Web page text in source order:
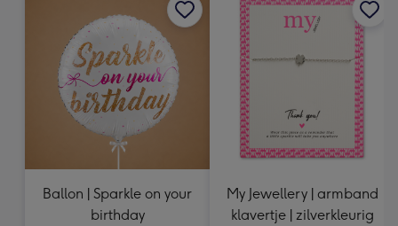
120
mm
Ballon | Sparkle on your
birthday
My Jewellery | armband
klavertje | zilverkleurig